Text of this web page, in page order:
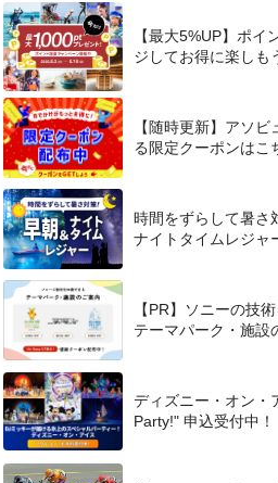
【最大5%UP】ポイ
ジしてお得に楽しも
【随時更新】アソビ
る限定クーポンはこ
時間をずらして暑さ
ナイトタイムレジャ
【PR】ソニーの技
テーマパーク・施設
ディズニー・オン・
Party!" 申込受付中！